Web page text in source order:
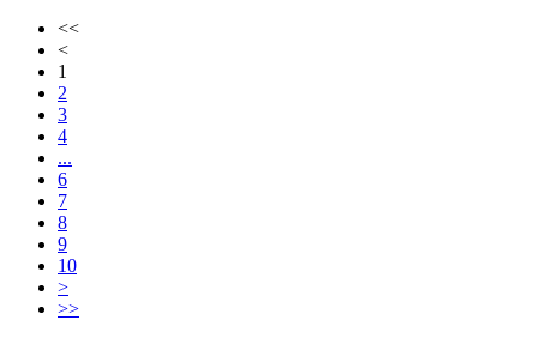
<<
<
1
2
3
4
...
6
7
8
9
10
>
>>